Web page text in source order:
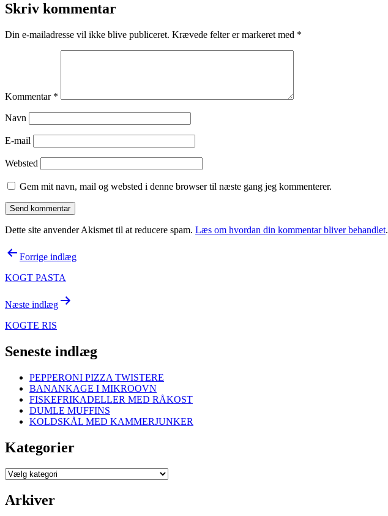
Skriv kommentar
Din e-mailadresse vil ikke blive publiceret. Krævede felter er markeret med *
Kommentar *
Navn
E-mail
Websted
Gem mit navn, mail og websted i denne browser til næste gang jeg kommenterer.
Dette site anvender Akismet til at reducere spam. Læs om hvordan din kommentar bliver behandlet.
Indlægsnavigation
Forrige indlæg
KOGT PASTA
Næste indlæg
KOGTE RIS
Seneste indlæg
PEPPERONI PIZZA TWISTERE
BANANKAGE I MIKROOVN
FISKEFRIKADELLER MED RÅKOST
DUMLE MUFFINS
KOLDSKÅL MED KAMMERJUNKER
Kategorier
Kategorier
Arkiver